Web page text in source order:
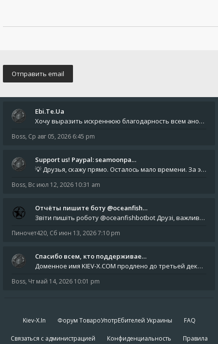
Ebi.Te.Ua
Хочу выразить искреннюю благодарность всем анонимным пользователям, которые поддержали наше сообщество финансово. Благод
Boss, Ср авг 05, 2026 6:45 pm
Support us! Paypal: seamoonpa…
💡 Друзья, скажу прямо. Осталось мало времени. За это время нам нужно закрыть последние обязательные расходы: около 500
Boss, Вс июл 12, 2026 10:31 am
Отчёты пишите боту @oceanfish…
Звіти пишіть роботу @oceanfishbotbot Друзі, важливе повідомлення для учасників форума. Основне звернення опублікован
Пиночет420, Сб июн 13, 2026 7:10 pm
Спасибо всем, кто поддерживае…
Доменное имя KIEV-X.COM продлено до третьей декады августа 2027 года! Спасибо всем анонимным пользователям, которые по
Boss, Чт май 14, 2026 10:01 pm
Kiev-X.In Форум ТовароУпотрЕбителей Украины FAQ
Связаться с администрацией Конфиденциальность Правила